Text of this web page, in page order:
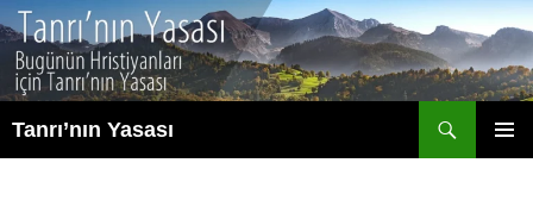
İçeriğe
atla
Tanrı’nın Yasası